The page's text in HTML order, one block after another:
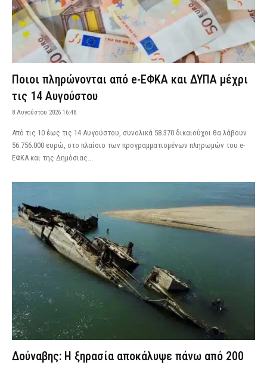
Ποιοι πληρώνονται από e-ΕΦΚΑ και ΔΥΠΑ μέχρι
τις 14 Αυγούστου
8 Αυγούστου 2026 16:48
Από τις 10 έως τις 14 Αυγούστου, συνολικά 58.370 δικαιούχοι θα λάβουν
56.756.000 ευρώ, στο πλαίσιο των προγραμματισμένων πληρωμών του e-
ΕΦΚΑ και της Δημόσιας...
Δούναβης: Η ξηρασία αποκάλυψε πάνω από 200